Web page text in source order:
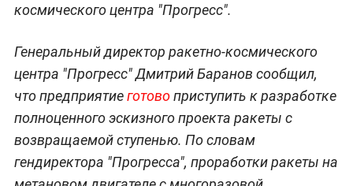
космического центра "Прогресс".
Генеральный директор ракетно-космического
центра "Прогресс" Дмитрий Баранов сообщил,
что предприятиеготовоприступить к разработке
полноценного эскизного проекта ракеты с
возвращаемой ступенью. По словам
гендиректора "Прогресса", проработки ракеты на